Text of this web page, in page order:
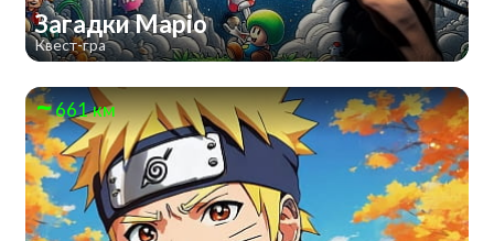
Загадки Маріо
Квест-гра
661 км